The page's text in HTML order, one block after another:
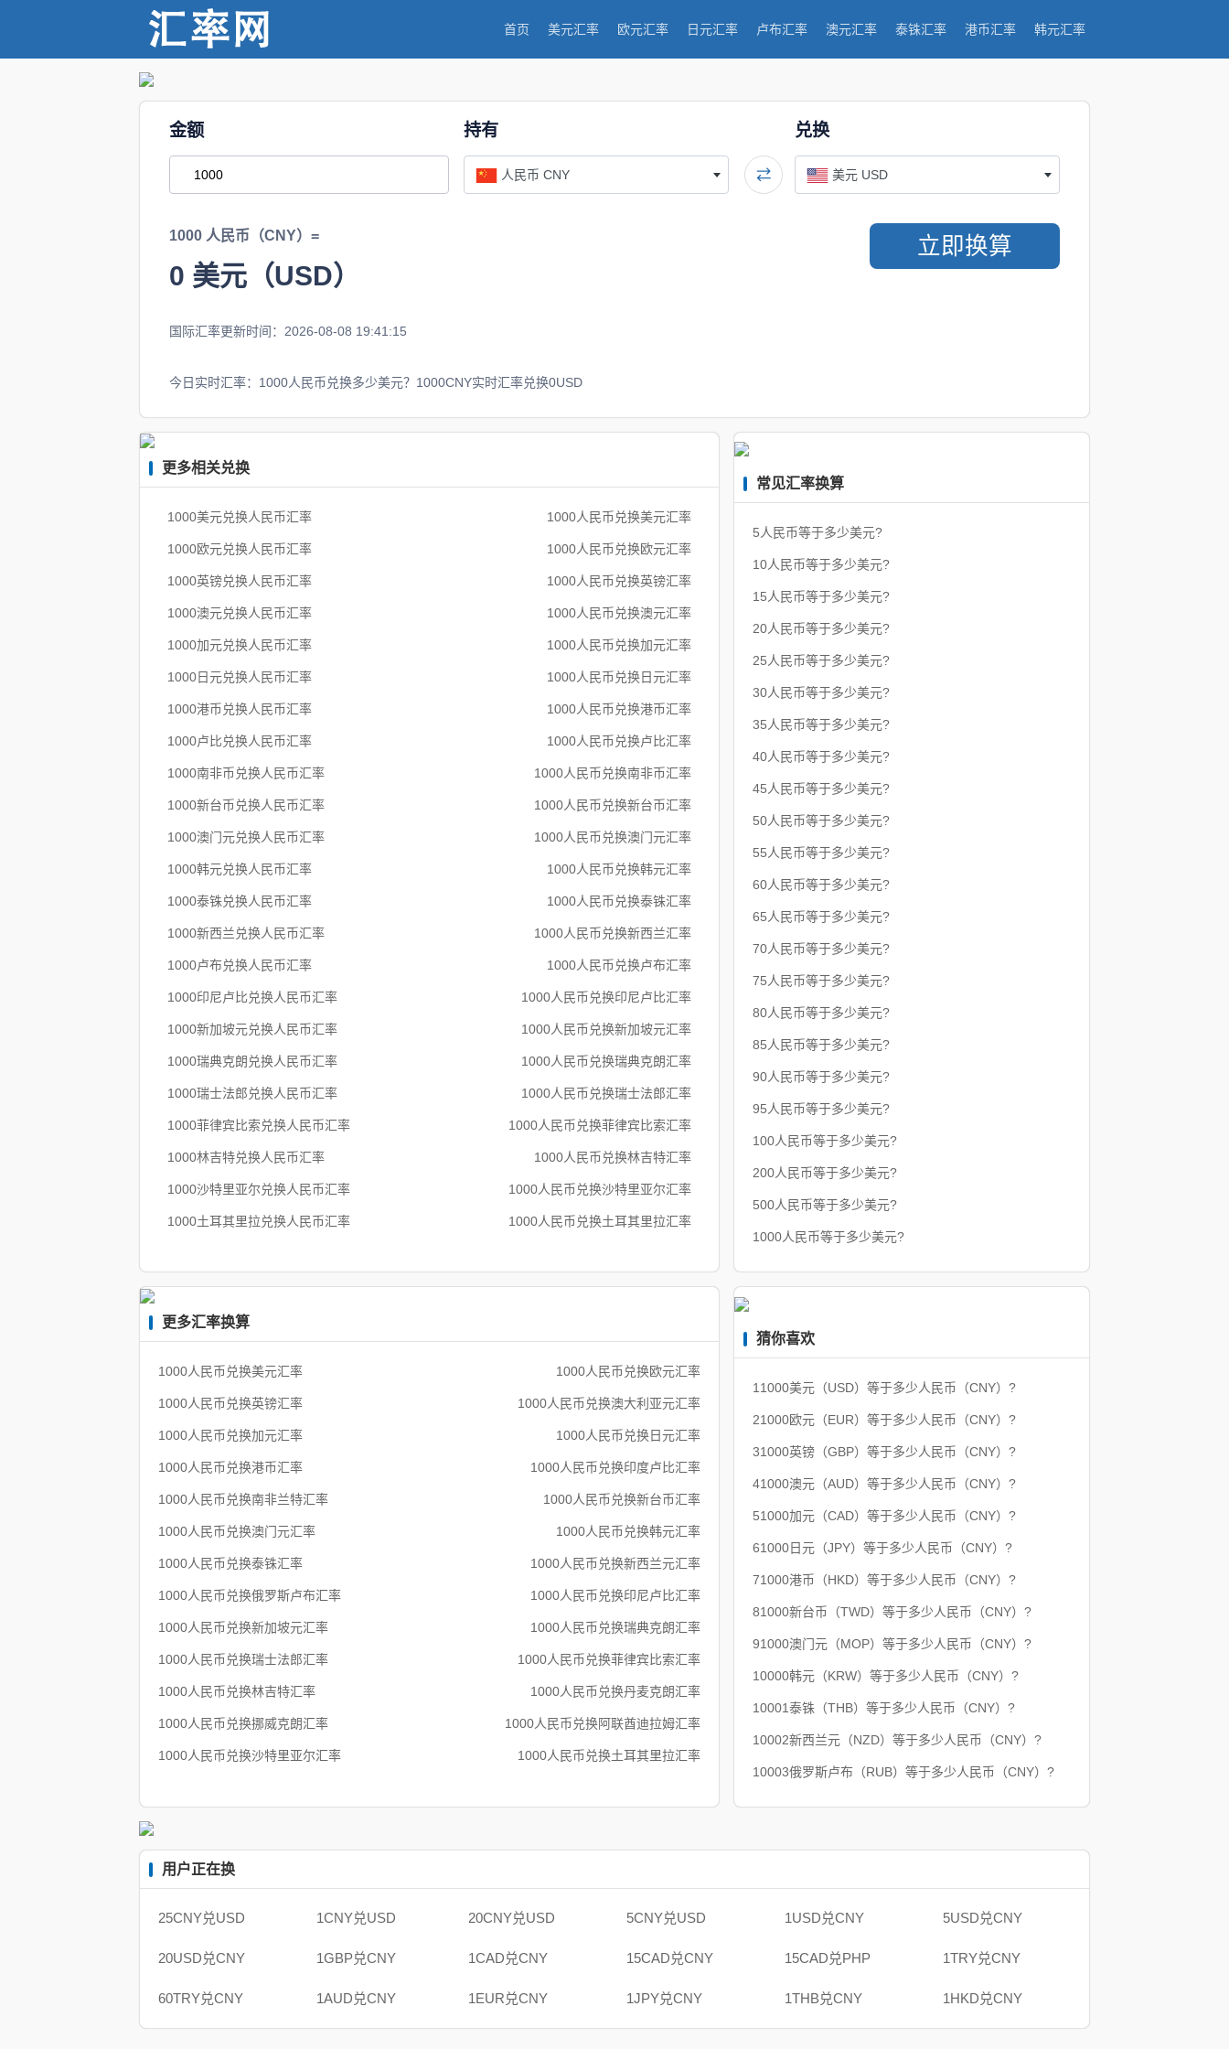
首页 美元汇率 欧元汇率 日元汇率 卢布汇率 澳元汇率 泰铢汇率 港币汇率 韩元汇率
金额 持有
人民币 CNY
兑换
美元 USD
立即换算
1000 人民币（CNY）=
0 美元（USD）
国际汇率更新时间：2026-08-08 19:41:15
今日实时汇率：1000人民币兑换多少美元？1000CNY实时汇率兑换0USD
更多相关兑换
1000美元兑换人民币汇率 1000人民币兑换美元汇率
1000欧元兑换人民币汇率 1000人民币兑换欧元汇率
1000英镑兑换人民币汇率 1000人民币兑换英镑汇率
1000澳元兑换人民币汇率 1000人民币兑换澳元汇率
1000加元兑换人民币汇率 1000人民币兑换加元汇率
1000日元兑换人民币汇率 1000人民币兑换日元汇率
1000港币兑换人民币汇率 1000人民币兑换港币汇率
1000卢比兑换人民币汇率 1000人民币兑换卢比汇率
1000南非币兑换人民币汇率 1000人民币兑换南非币汇率
1000新台币兑换人民币汇率 1000人民币兑换新台币汇率
1000澳门元兑换人民币汇率 1000人民币兑换澳门元汇率
1000韩元兑换人民币汇率 1000人民币兑换韩元汇率
1000泰铢兑换人民币汇率 1000人民币兑换泰铢汇率
1000新西兰兑换人民币汇率 1000人民币兑换新西兰汇率
1000卢布兑换人民币汇率 1000人民币兑换卢布汇率
1000印尼卢比兑换人民币汇率 1000人民币兑换印尼卢比汇率
1000新加坡元兑换人民币汇率 1000人民币兑换新加坡元汇率
1000瑞典克朗兑换人民币汇率 1000人民币兑换瑞典克朗汇率
1000瑞士法郎兑换人民币汇率 1000人民币兑换瑞士法郎汇率
1000菲律宾比索兑换人民币汇率 1000人民币兑换菲律宾比索汇率
1000林吉特兑换人民币汇率 1000人民币兑换林吉特汇率
1000沙特里亚尔兑换人民币汇率 1000人民币兑换沙特里亚尔汇率
1000土耳其里拉兑换人民币汇率 1000人民币兑换土耳其里拉汇率
常见汇率换算
5人民币等于多少美元?
10人民币等于多少美元?
15人民币等于多少美元?
20人民币等于多少美元?
25人民币等于多少美元?
30人民币等于多少美元?
35人民币等于多少美元?
40人民币等于多少美元?
45人民币等于多少美元?
50人民币等于多少美元?
55人民币等于多少美元?
60人民币等于多少美元?
65人民币等于多少美元?
70人民币等于多少美元?
75人民币等于多少美元?
80人民币等于多少美元?
85人民币等于多少美元?
90人民币等于多少美元?
95人民币等于多少美元?
100人民币等于多少美元?
200人民币等于多少美元?
500人民币等于多少美元?
1000人民币等于多少美元?
更多汇率换算
1000人民币兑换美元汇率 1000人民币兑换欧元汇率
1000人民币兑换英镑汇率 1000人民币兑换澳大利亚元汇率
1000人民币兑换加元汇率 1000人民币兑换日元汇率
1000人民币兑换港币汇率 1000人民币兑换印度卢比汇率
1000人民币兑换南非兰特汇率 1000人民币兑换新台币汇率
1000人民币兑换澳门元汇率 1000人民币兑换韩元汇率
1000人民币兑换泰铢汇率 1000人民币兑换新西兰元汇率
1000人民币兑换俄罗斯卢布汇率 1000人民币兑换印尼卢比汇率
1000人民币兑换新加坡元汇率 1000人民币兑换瑞典克朗汇率
1000人民币兑换瑞士法郎汇率 1000人民币兑换菲律宾比索汇率
1000人民币兑换林吉特汇率 1000人民币兑换丹麦克朗汇率
1000人民币兑换挪威克朗汇率 1000人民币兑换阿联酋迪拉姆汇率
1000人民币兑换沙特里亚尔汇率 1000人民币兑换土耳其里拉汇率
猜你喜欢
11000美元（USD）等于多少人民币（CNY）?
21000欧元（EUR）等于多少人民币（CNY）?
31000英镑（GBP）等于多少人民币（CNY）?
41000澳元（AUD）等于多少人民币（CNY）?
51000加元（CAD）等于多少人民币（CNY）?
61000日元（JPY）等于多少人民币（CNY）?
71000港币（HKD）等于多少人民币（CNY）?
81000新台币（TWD）等于多少人民币（CNY）?
91000澳门元（MOP）等于多少人民币（CNY）?
10000韩元（KRW）等于多少人民币（CNY）?
10001泰铢（THB）等于多少人民币（CNY）?
10002新西兰元（NZD）等于多少人民币（CNY）?
10003俄罗斯卢布（RUB）等于多少人民币（CNY）?
用户正在换
25CNY兑USD 1CNY兑USD 20CNY兑USD 5CNY兑USD 1USD兑CNY 5USD兑CNY
20USD兑CNY 1GBP兑CNY 1CAD兑CNY 15CAD兑CNY 15CAD兑PHP 1TRY兑CNY
60TRY兑CNY 1AUD兑CNY 1EUR兑CNY 1JPY兑CNY 1THB兑CNY 1HKD兑CNY